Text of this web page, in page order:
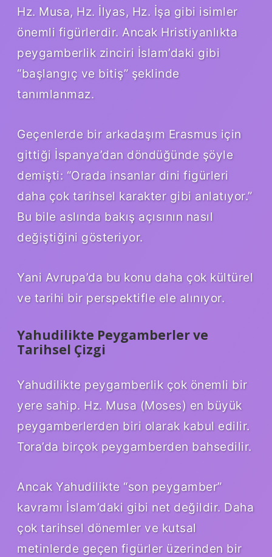
Hz. Musa, Hz. İlyas, Hz. İşa gibi isimler
önemli figürlerdir. Ancak Hristiyanlıkta
peygamberlik zinciri İslam’daki gibi
“başlangıç ve bitiş” şeklinde
tanımlanmaz.
Geçenlerde bir arkadaşım Erasmus için
gittiği İspanya’dan döndüğünde şöyle
demişti: “Orada insanlar dini figürleri
daha çok tarihsel karakter gibi anlatıyor.”
Bu bile aslında bakış açısının nasıl
değiştiğini gösteriyor.
Yani Avrupa’da bu konu daha çok kültürel
ve tarihi bir perspektifle ele alınıyor.
Yahudilikte Peygamberler ve
Tarihsel Çizgi
Yahudilikte peygamberlik çok önemli bir
yere sahip. Hz. Musa (Moses) en büyük
peygamberlerden biri olarak kabul edilir.
Tora’da birçok peygamberden bahsedilir.
Ancak Yahudilikte “son peygamber”
kavramı İslam’daki gibi net değildir. Daha
çok tarihsel dönemler ve kutsal
metinlerde geçen figürler üzerinden bir